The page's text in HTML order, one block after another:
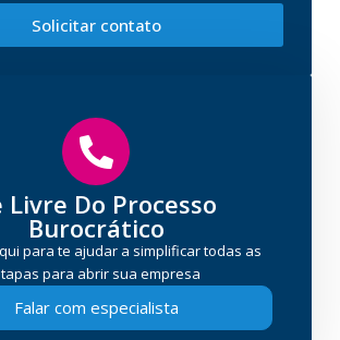
Solicitar contato
Livre Do Processo
Burocrático
para te ajudar a simplificar todas as
para abrir sua empresa
Falar com especialista